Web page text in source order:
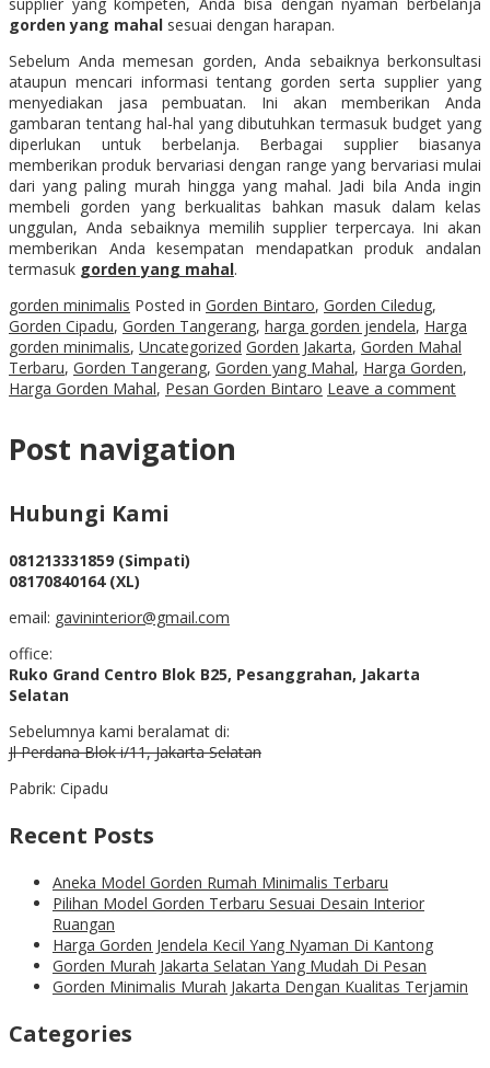
gorden yang mahal sesuai dengan harapan.
Sebelum Anda memesan gorden, Anda sebaiknya berkonsultasi
ataupun mencari informasi tentang gorden serta supplier yang
menyediakan jasa pembuatan. Ini akan memberikan Anda
gambaran tentang hal-hal yang dibutuhkan termasuk budget yang
diperlukan untuk berbelanja. Berbagai supplier biasanya
memberikan produk bervariasi dengan range yang bervariasi mulai
dari yang paling murah hingga yang mahal. Jadi bila Anda ingin
membeli gorden yang berkualitas bahkan masuk dalam kelas
unggulan, Anda sebaiknya memilih supplier terpercaya. Ini akan
memberikan Anda kesempatan mendapatkan produk andalan
termasuk gorden yang mahal.
gorden minimalis Posted in Gorden Bintaro, Gorden Ciledug,
Gorden Cipadu, Gorden Tangerang, harga gorden jendela, Harga
gorden minimalis, Uncategorized Gorden Jakarta, Gorden Mahal
Terbaru, Gorden Tangerang, Gorden yang Mahal, Harga Gorden,
Harga Gorden Mahal, Pesan Gorden Bintaro Leave a comment
Post navigation
Hubungi Kami
081213331859 (Simpati)
08170840164 (XL)
email: gavininterior@gmail.com
office:
Ruko Grand Centro Blok B25, Pesanggrahan, Jakarta
Selatan
Sebelumnya kami beralamat di:
Jl Perdana Blok i/11, Jakarta Selatan
Pabrik: Cipadu
Recent Posts
Aneka Model Gorden Rumah Minimalis Terbaru
Pilihan Model Gorden Terbaru Sesuai Desain Interior
Ruangan
Harga Gorden Jendela Kecil Yang Nyaman Di Kantong
Gorden Murah Jakarta Selatan Yang Mudah Di Pesan
Gorden Minimalis Murah Jakarta Dengan Kualitas Terjamin
Categories